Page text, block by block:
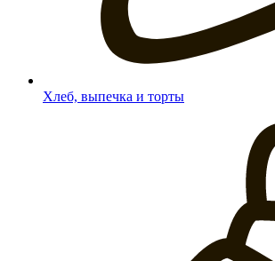
Хлеб, выпечка и торты